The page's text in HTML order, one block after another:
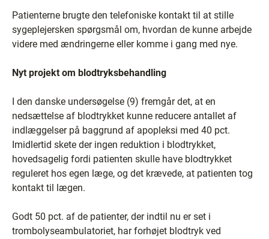
Patienterne brugte den telefoniske kontakt til at stille
sygeplejersken spørgsmål om, hvordan de kunne arbejde
videre med ændringerne eller komme i gang med nye.
Nyt projekt om blodtryksbehandling
I den danske undersøgelse (9) fremgår det, at en
nedsættelse af blodtrykket kunne reducere antallet af
indlæggelser på baggrund af apopleksi med 40 pct.
Imidlertid skete der ingen reduktion i blodtrykket,
hovedsagelig fordi patienten skulle have blodtrykket
reguleret hos egen læge, og det krævede, at patienten tog
kontakt til lægen.
Godt 50 pct. af de patienter, der indtil nu er set i
trombolyseambulatoriet, har forhøjet blodtryk ved